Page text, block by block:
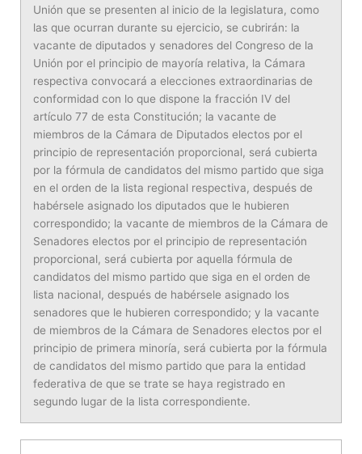
Unión que se presenten al inicio de la legislatura, como
las que ocurran durante su ejercicio, se cubrirán: la
vacante de diputados y senadores del Congreso de la
Unión por el principio de mayoría relativa, la Cámara
respectiva convocará a elecciones extraordinarias de
conformidad con lo que dispone la fracción IV del
artículo 77 de esta Constitución; la vacante de
miembros de la Cámara de Diputados electos por el
principio de representación proporcional, será cubierta
por la fórmula de candidatos del mismo partido que siga
en el orden de la lista regional respectiva, después de
habérsele asignado los diputados que le hubieren
correspondido; la vacante de miembros de la Cámara de
Senadores electos por el principio de representación
proporcional, será cubierta por aquella fórmula de
candidatos del mismo partido que siga en el orden de
lista nacional, después de habérsele asignado los
senadores que le hubieren correspondido; y la vacante
de miembros de la Cámara de Senadores electos por el
principio de primera minoría, será cubierta por la fórmula
de candidatos del mismo partido que para la entidad
federativa de que se trate se haya registrado en
segundo lugar de la lista correspondiente.